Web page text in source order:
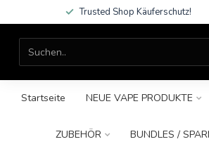
Trusted Shop Käuferschutz!
Startseite NEUE VAPE PRODUKTE
ZUBEHÖR BUNDLES /